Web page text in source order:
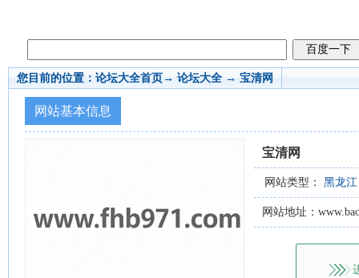
您目前的位置： 论坛大全首页→ 论坛大全 → 宝清网
网站基本信息
宝清网
网站类型： 黑龙江
网站地址：